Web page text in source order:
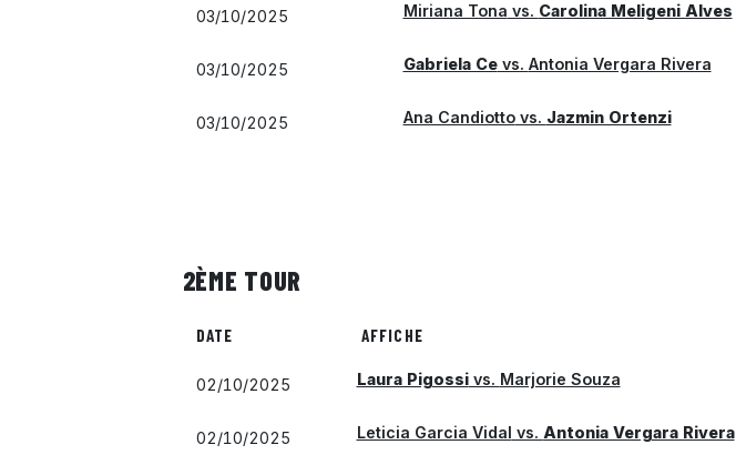
03/10/2025 Miriana Tona vs. Carolina Meligeni Alves
03/10/2025 Gabriela Cevs. Antonia Vergara Rivera
03/10/2025 Ana Candiottovs. Jazmin Ortenzi
2ÈME TOUR
DATE AFFICHE
02/10/2025 Laura Pigossivs. Marjorie Souza
02/10/2025 Leticia Garcia Vidal vs. Antonia Vergara Rivera